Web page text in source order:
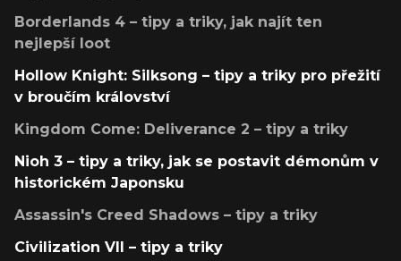
Borderlands 4 – tipy a triky, jak najít ten
nejlepší loot
Hollow Knight: Silksong – tipy a triky pro přežití
v broučím království
Kingdom Come: Deliverance 2 – tipy a triky
Nioh 3 – tipy a triky, jak se postavit démonům v
historickém Japonsku
Assassin's Creed Shadows – tipy a triky
Civilization VII – tipy a triky